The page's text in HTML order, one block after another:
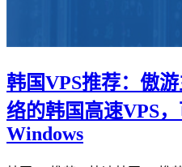
韩国VPS推荐：傲
络的韩国高速VPS
Windows